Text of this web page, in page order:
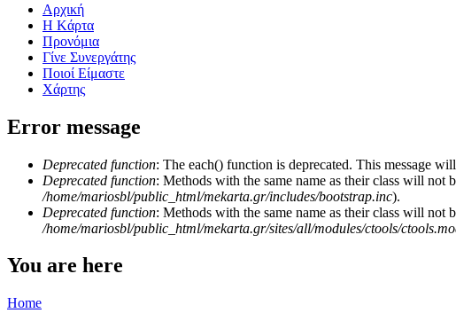
Αρχική
Η Kάρτα
Προνόμια
Γίνε Συνεργάτης
Ποιοί Είμαστε
Χάρτης
Error message
Deprecated function: The each() function is deprecated. This message
Deprecated function: Methods with the same name as their class will not
/home/mariosbl/public_html/mekarta.gr/includes/bootstrap.inc).
Deprecated function: Methods with the same name as their class will not
/home/mariosbl/public_html/mekarta.gr/sites/all/modules/ctools/
You are here
Home